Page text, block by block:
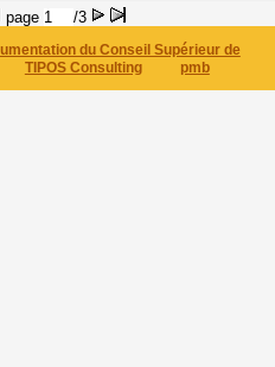
page
/3
du Conseil Supérieur de
TIPOS Consulting pmb